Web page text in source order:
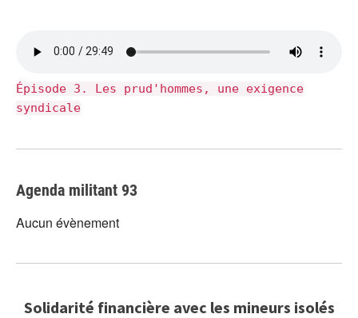
Épisode 3. Les prud'hommes, une exigence
syndicale
Agenda militant 93
Aucun évènement
Solidarité financière avec les mineurs isolés